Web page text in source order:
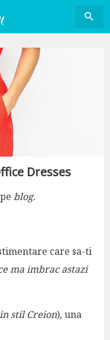
Dresses
blog.
care sa-ti
ma imbrac astazi
stil Creion), una